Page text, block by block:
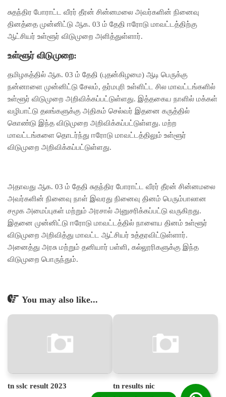
சுதந்திர போராட்ட வீரர் தீரன் சின்னமலை அவர்களின் நினைவு
தினத்தை முன்னிட்டு ஆக. 03 ம் தேதி ஈரோடு மாவட்டத்திற்கு
ஆட்சியர் உள்ளூர் விடுமுறை அளித்துள்ளார்.
உள்ளூர் விடுமுறை:
தமிழகத்தில் ஆக. 03 ம் தேதி (புதன்கிழமை) ஆடி பெருக்கு
நன்னாளை முன்னிட்டு சேலம், தர்மபுரி உள்ளிட்ட சில மாவட்டங்களில்
உள்ளூர் விடுமுறை அறிவிக்கப்பட்டுள்ளது. இத்தகைய நாளில் மக்கள்
வழிபாட்டு தலங்களுக்கு அதிகம் செல்வர் இதனை கருத்தில்
கொண்டு இந்த விடுமுறை அறிவிக்கப்பட்டுள்ளது. மற்ற
மாவட்டங்களை தொடர்ந்து ஈரோடு மாவட்டத்திலும் உள்ளூர்
விடுமுறை அறிவிக்கப்பட்டுள்ளது.
அதாவது ஆக. 03 ம் தேதி சுதந்திர போராட்ட வீரர் தீரன் சின்னமலை
அவர்களின் நினைவு நாள் இவரது நினைவு தினம் பெரும்பாலான
சமூக அமைப்புகள் மற்றும் அரசால் அனுசரிக்கப்பட்டு வருகிறது.
இதனை முன்னிட்டு ஈரோடு மாவட்டத்தில் நாளைய தினம் உள்ளூர்
விடுமுறை அறிவித்து மாவட்ட ஆட்சியர் உத்தரவிட்டுள்ளார்.
அனைத்து அரசு மற்றும் தனியார் பள்ளி, கல்லூரிகளுக்கு இந்த
விடுமுறை பொருந்தும்.
You may also like...
tn sslc result 2023 tn results nic